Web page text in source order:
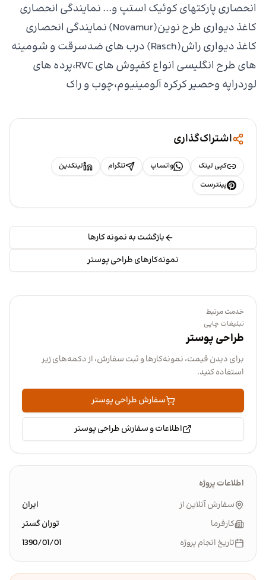
انحصاری پارکتهای کوئیک استپ و... نمایندگی انحصاری
کاغذ دیواری طرح نوین(Novamur) نمایندگی انحصاری
کاغذ دیواری راش(Rasch) درب های ضدسرقت و شومینه
های طرح انگلیسی انواع کفپوش های RVC،پرده های
لوردراپه وحصیر کرکره آلومینیوم،چوب و راک
اشتراک‌گذاری
کپی لینک واتساپ تلگرام
لینکدین
پینترست
بازگشت به نمونه کارها
نمونه‌کارهای طراحی پوستر
خدمت مرتبط
تبلیغات چاپی
طراحی پوستر
برای دیدن قیمت، نمونه‌کارها و ثبت سفارش، از دکمه‌های زیر
استفاده کنید.
سفارش طراحی پوستر
اطلاعات و سفارش طراحی پوستر
اطلاعات پروژه
سفارش آنلاین از
ایران
کارفرما
توران گستر
تاریخ انجام پروژه
1390/01/01